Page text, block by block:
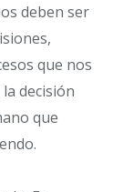
deben ser
que nos
decisión
que